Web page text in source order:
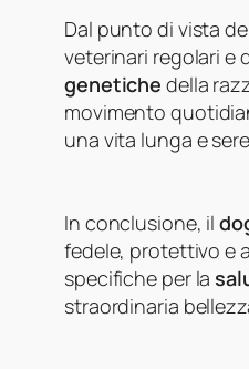
Dal punto di vista
veterinari regolari e
genetiche della
movimento
una vita lunga e
In conclusione, il
fedele, protettivo e
specifiche per la
straordinaria